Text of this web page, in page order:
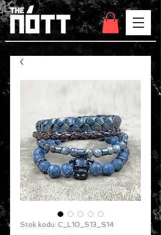
Stok kodu: C_L10_S13_S14